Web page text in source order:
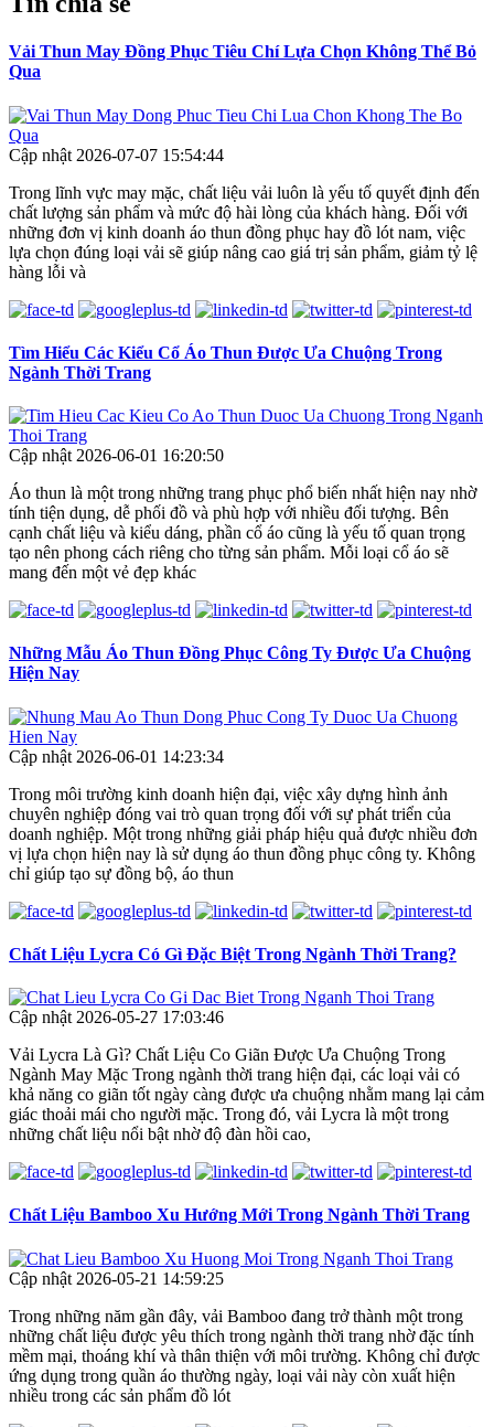
Vải Thun May Đồng Phục Tiêu Chí Lựa Chọn Không Thể Bỏ
Qua
Cập nhật 2026-07-07 15:54:44
Trong lĩnh vực may mặc, chất liệu vải luôn là yếu tố quyết định đến
chất lượng sản phẩm và mức độ hài lòng của khách hàng. Đối với
những đơn vị kinh doanh áo thun đồng phục hay đồ lót nam, việc
lựa chọn đúng loại vải sẽ giúp nâng cao giá trị sản phẩm, giảm tỷ lệ
hàng lỗi và
Tìm Hiểu Các Kiểu Cổ Áo Thun Được Ưa Chuộng Trong
Ngành Thời Trang
Cập nhật 2026-06-01 16:20:50
Áo thun là một trong những trang phục phổ biến nhất hiện nay nhờ
tính tiện dụng, dễ phối đồ và phù hợp với nhiều đối tượng. Bên
cạnh chất liệu và kiểu dáng, phần cổ áo cũng là yếu tố quan trọng
tạo nên phong cách riêng cho từng sản phẩm. Mỗi loại cổ áo sẽ
mang đến một vẻ đẹp khác
Những Mẫu Áo Thun Đồng Phục Công Ty Được Ưa Chuộng
Hiện Nay
Cập nhật 2026-06-01 14:23:34
Trong môi trường kinh doanh hiện đại, việc xây dựng hình ảnh
chuyên nghiệp đóng vai trò quan trọng đối với sự phát triển của
doanh nghiệp. Một trong những giải pháp hiệu quả được nhiều đơn
vị lựa chọn hiện nay là sử dụng áo thun đồng phục công ty. Không
chỉ giúp tạo sự đồng bộ, áo thun
Chất Liệu Lycra Có Gì Đặc Biệt Trong Ngành Thời Trang?
Cập nhật 2026-05-27 17:03:46
Vải Lycra Là Gì? Chất Liệu Co Giãn Được Ưa Chuộng Trong
Ngành May Mặc Trong ngành thời trang hiện đại, các loại vải có
khả năng co giãn tốt ngày càng được ưa chuộng nhằm mang lại cảm
giác thoải mái cho người mặc. Trong đó, vải Lycra là một trong
những chất liệu nổi bật nhờ độ đàn hồi cao,
Chất Liệu Bamboo Xu Hướng Mới Trong Ngành Thời Trang
Cập nhật 2026-05-21 14:59:25
Trong những năm gần đây, vải Bamboo đang trở thành một trong
những chất liệu được yêu thích trong ngành thời trang nhờ đặc tính
mềm mại, thoáng khí và thân thiện với môi trường. Không chỉ được
ứng dụng trong quần áo thường ngày, loại vải này còn xuất hiện
nhiều trong các sản phẩm đồ lót